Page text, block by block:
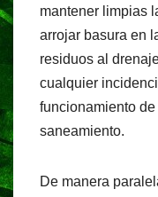
mantener limpias
arrojar basura en
residuos al
cualquier
funcionamiento
saneamiento.
De manera